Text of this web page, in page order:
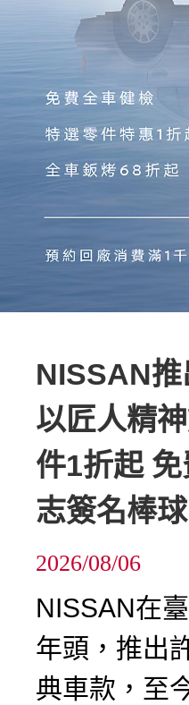
NISSAN
以匠人精
件1折起
志簽名棒球
2026/08/06
NISSAN在
年頭，推出
典車款，至